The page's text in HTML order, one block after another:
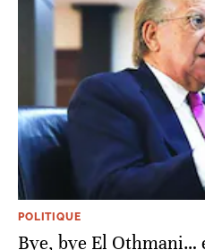
POLITIQUE
Bye, bye El Othmani…